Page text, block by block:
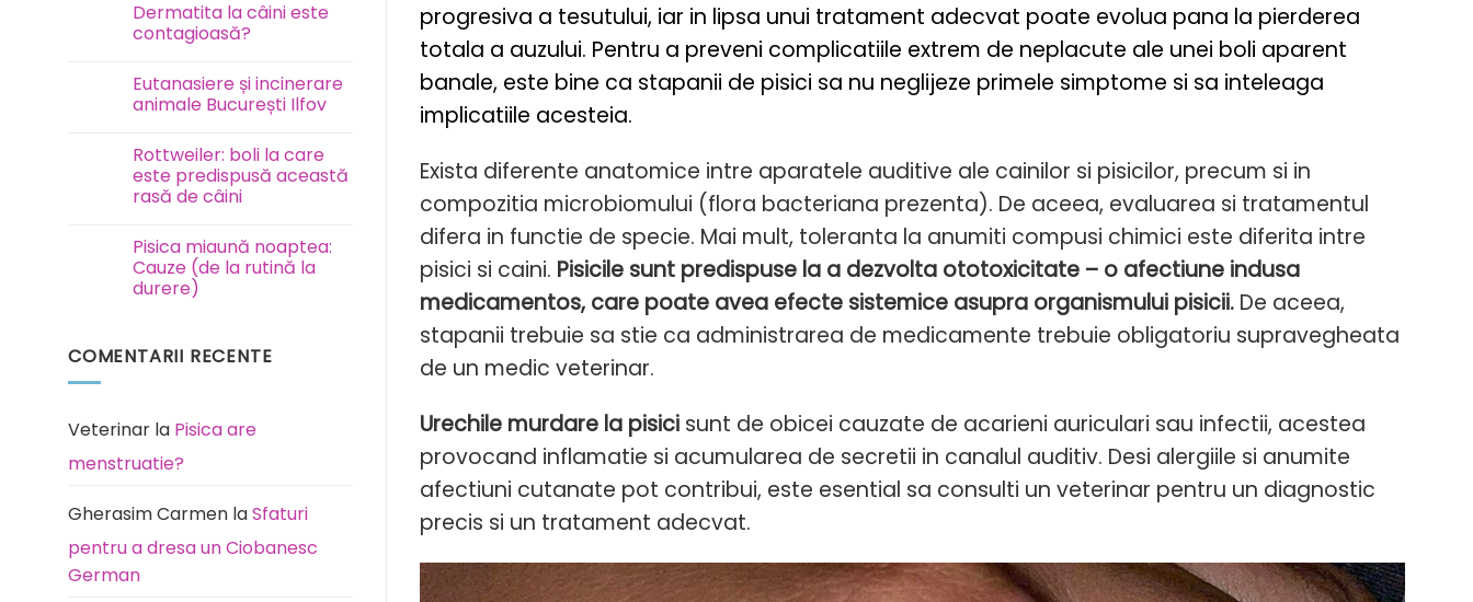
Test
FAVN
la
pisici
Dermatita la câini este
contagioasă?
la
Dermatita
la
contagioasă?
Eutanasiere și incinerare
animale București Ilfov
la
Eutanasiere
și
incinerare
Ilfov
Rottweiler: boli la care
este predispusă această
rasă de câini
la
Rottweiler:
boli
la
această
rasă
Pisica miaună noaptea:
Cauze (de la rutină la
durere)
Pisica
la
rutină
durere)
COMENTARII RECENTE
Veterinar la Pisica are
menstruatie?
Gherasim Carmen laSfaturi
pentru a dresa un Ciobanesc
German
progresiva a tesutului, iar in lipsa unui tratament adecvat poate evolua pana la pierderea
totala a auzului. Pentru a preveni complicatiile extrem de neplacute ale unei boli aparent
banale, este bine ca stapanii de pisici sa nu neglijeze primele simptome si sa inteleaga
implicatiile acesteia.
Exista diferente anatomice intre aparatele auditive ale cainilor si pisicilor, precum si in
compozitia microbiomului (flora bacteriana prezenta). De aceea, evaluarea si tratamentul
difera in functie de specie. Mai mult, toleranta la anumiti compusi chimici este diferita intre
pisici si caini. Pisicile sunt predispuse la a dezvolta ototoxicitate – o afectiune indusa
medicamentos, care poate avea efecte sistemice asupra organismului pisicii. De aceea,
stapanii trebuie sa stie ca administrarea de medicamente trebuie obligatoriu supravegheata
de un medic veterinar.
Urechile murdare la pisici sunt de obicei cauzate de acarieni auriculari sau infectii, acestea
provocand inflamatie si acumularea de secretii in canalul auditiv. Desi alergiile si anumite
afectiuni cutanate pot contribui, este esential sa consulti un veterinar pentru un diagnostic
precis si un tratament adecvat.